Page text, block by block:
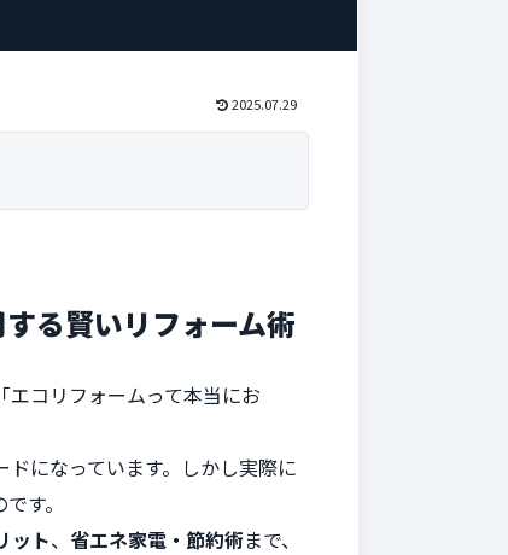
2025.07.29
る賢いリフォーム術
エコリフォームって本当にお
になっています。しかし実際に
す。
ット、 省エネ家電・節約術まで、